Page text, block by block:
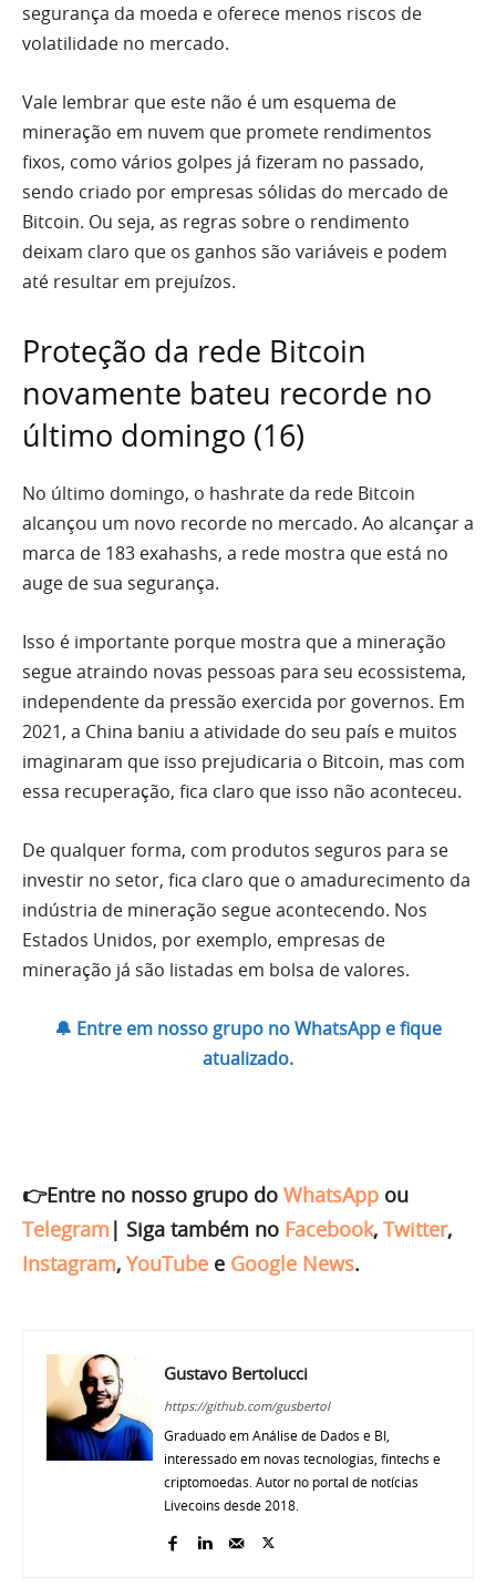
segurança da moeda e oferece menos riscos de
volatilidade no mercado.
Vale lembrar que este não é um esquema de
mineração em nuvem que promete rendimentos
fixos, como vários golpes já fizeram no passado,
sendo criado por empresas sólidas do mercado de
Bitcoin. Ou seja, as regras sobre o rendimento
deixam claro que os ganhos são variáveis e podem
até resultar em prejuízos.
Proteção da rede Bitcoin
novamente bateu recorde no
último domingo (16)
No último domingo, o hashrate da rede Bitcoin
alcançou um novo recorde no mercado. Ao alcançar a
marca de 183 exahashs, a rede mostra que está no
auge de sua segurança.
Isso é importante porque mostra que a mineração
segue atraindo novas pessoas para seu ecossistema,
independente da pressão exercida por governos. Em
2021, a China baniu a atividade do seu país e muitos
imaginaram que isso prejudicaria o Bitcoin, mas com
essa recuperação, fica claro que isso não aconteceu.
De qualquer forma, com produtos seguros para se
investir no setor, fica claro que o amadurecimento da
indústria de mineração segue acontecendo. Nos
Estados Unidos, por exemplo, empresas de
mineração já são listadas em bolsa de valores.
🔔 Entre em nosso grupo no WhatsApp e fique
atualizado.
👉Entre no nosso grupo do WhatsApp ou
Telegram | Siga também no Facebook, Twitter,
Instagram, YouTube e Google News.
Gustavo Bertolucci
https://github.com/gusbertol
Graduado em Análise de Dados e BI,
interessado em novas tecnologias, fintechs e
criptomoedas. Autor no portal de notícias
Livecoins desde 2018.